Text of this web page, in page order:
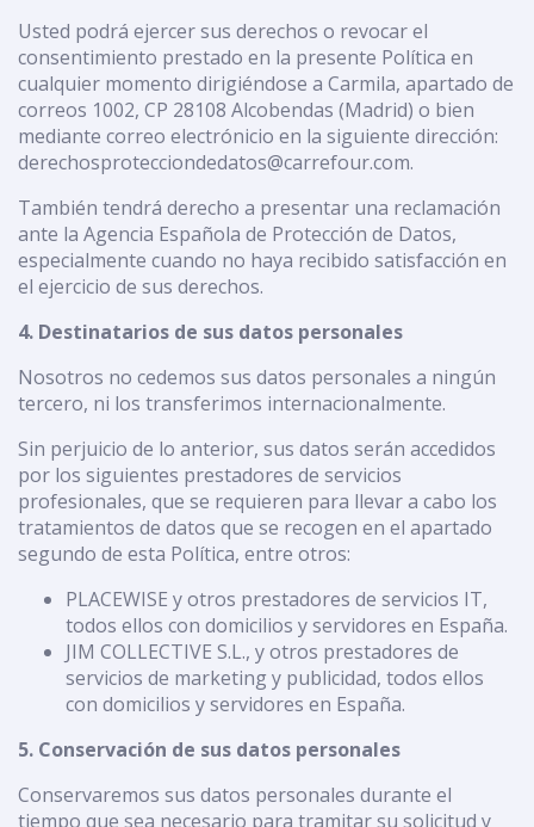
Usted podrá ejercer sus derechos o revocar el
consentimiento prestado en la presente Política en
cualquier momento dirigiéndose a Carmila, apartado de
correos 1002, CP 28108 Alcobendas (Madrid) o bien
mediante correo electrónicio en la siguiente dirección:
derechosprotecciondedatos@carrefour.com.
También tendrá derecho a presentar una reclamación
ante la Agencia Española de Protección de Datos,
especialmente cuando no haya recibido satisfacción en
el ejercicio de sus derechos.
4. Destinatarios de sus datos personales
Nosotros no cedemos sus datos personales a ningún
tercero, ni los transferimos internacionalmente.
Sin perjuicio de lo anterior, sus datos serán accedidos
por los siguientes prestadores de servicios
profesionales, que se requieren para llevar a cabo los
tratamientos de datos que se recogen en el apartado
segundo de esta Política, entre otros:
PLACEWISE y otros prestadores de servicios IT,
todos ellos con domicilios y servidores en España.
JIM COLLECTIVE S.L., y otros prestadores de
servicios de marketing y publicidad, todos ellos
con domicilios y servidores en España.
5. Conservación de sus datos personales
Conservaremos sus datos personales durante el
tiempo que sea necesario para tramitar su solicitud y